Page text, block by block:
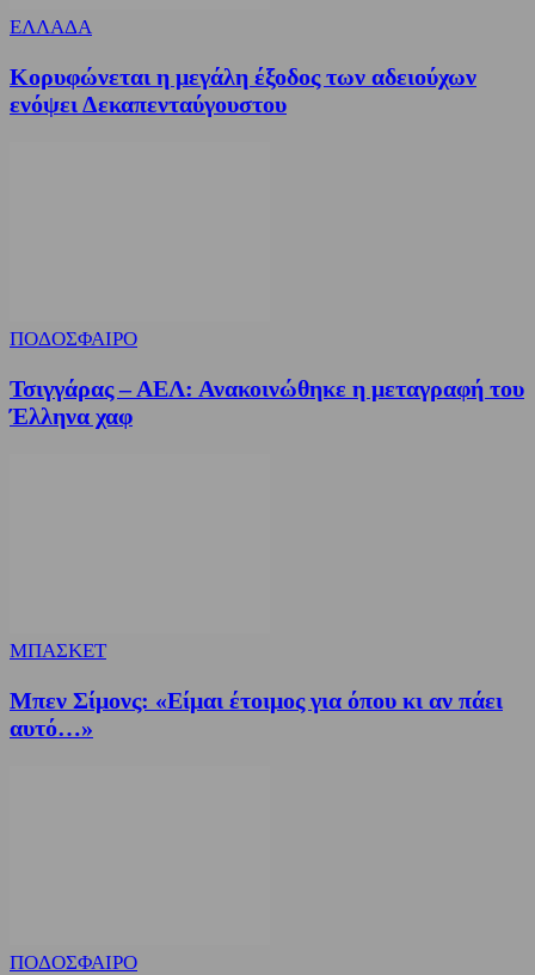
ΕΛΛΑΔΑ
Κορυφώνεται η μεγάλη έξοδος των αδειούχων
ενόψει Δεκαπενταύγουστου
ΠΟΔΟΣΦΑΙΡΟ
Τσιγγάρας – ΑΕΛ: Ανακοινώθηκε η μεταγραφή του
Έλληνα χαφ
ΜΠΑΣΚΕΤ
Μπεν Σίμονς: «Είμαι έτοιμος για όπου κι αν πάει
αυτό…»
ΠΟΔΟΣΦΑΙΡΟ